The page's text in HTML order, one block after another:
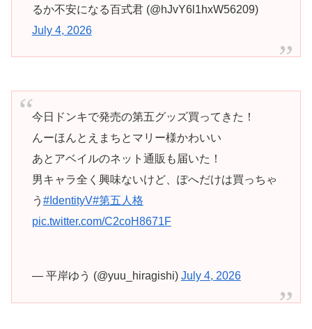
るか不安になる百式君 (@hJvY6l1hxW56209)
July 4, 2026
今日ドンキで発売の第五グッズ買ってきた！
んーほんとえまちとマリー様かわいい
あとアベイルのネット通販も届いた！
男キャラ全く興味ないけど、ぽへだけは買っちゃ
う #IdentityV#第五人格
pic.twitter.com/C2coH8671F
— 平岸ゆう (@yuu_hiragishi) July 4, 2026